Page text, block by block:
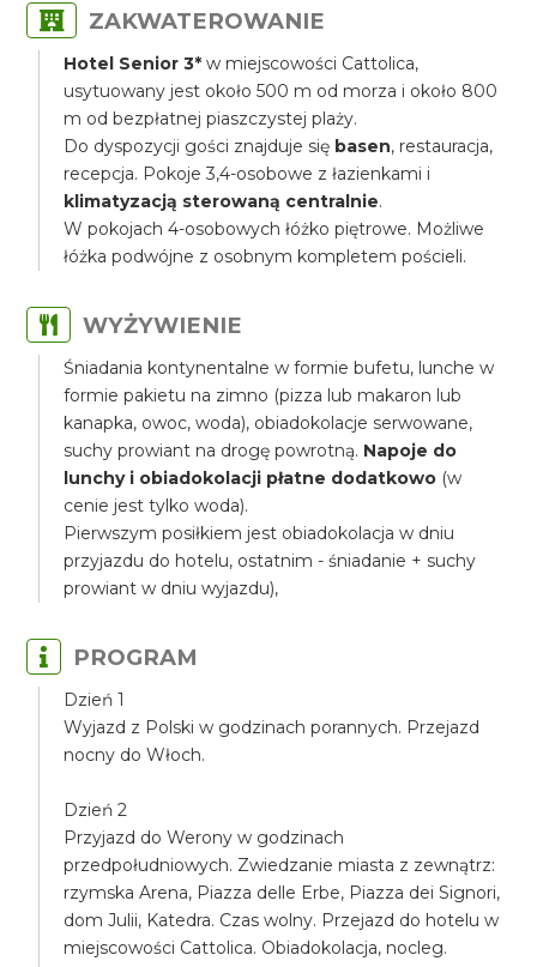
ZAKWATEROWANIE
Hotel Senior 3* w miejscowości Cattolica,
usytuowany jest około 500 m od morza i około 800
m od bezpłatnej piaszczystej plaży.
Do dyspozycji gości znajduje się basen, restauracja,
recepcja. Pokoje 3,4-osobowe z łazienkami i
klimatyzacją sterowaną centralnie.
W pokojach 4-osobowych łóżko piętrowe. Możliwe
łóżka podwójne z osobnym kompletem pościeli.
WYŻYWIENIE
Śniadania kontynentalne w formie bufetu, lunche w
formie pakietu na zimno (pizza lub makaron lub
kanapka, owoc, woda), obiadokolacje serwowane,
suchy prowiant na drogę powrotną. Napoje do
lunchy i obiadokolacji płatne dodatkowo (w
cenie jest tylko woda).
Pierwszym posiłkiem jest obiadokolacja w dniu
przyjazdu do hotelu, ostatnim - śniadanie + suchy
prowiant w dniu wyjazdu),
PROGRAM
Dzień 1
Wyjazd z Polski w godzinach porannych. Przejazd
nocny do Włoch.
Dzień 2
Przyjazd do Werony w godzinach
przedpołudniowych. Zwiedzanie miasta z zewnątrz:
rzymska Arena, Piazza delle Erbe, Piazza dei Signori,
dom Julii, Katedra. Czas wolny. Przejazd do hotelu w
miejscowości Cattolica. Obiadokolacja, nocleg.